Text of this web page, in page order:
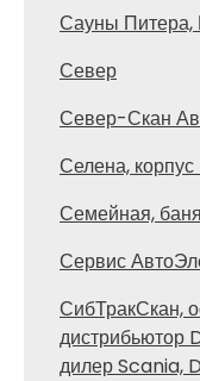
Сауны Питера,
Север
Север-Скан
Селена,
Семейная, баня
Сервис
СибТракСкан,
дистрибьютор
дилер Scania,